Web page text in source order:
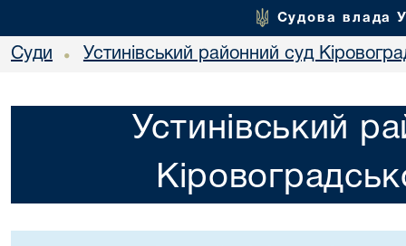
Судова влада
Суди • Устинівський районний суд
Устинівський